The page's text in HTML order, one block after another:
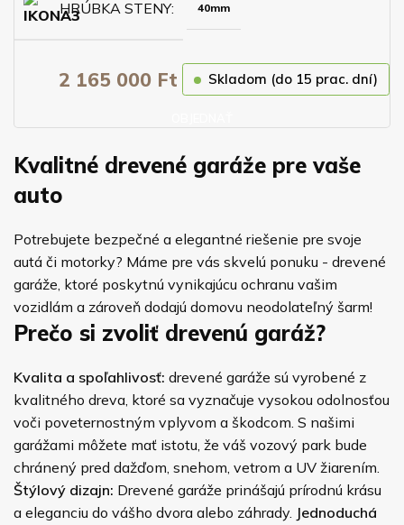
HRÚBKA STENY 40mm
2 165 000 Ft Skladom (do 15 prac. dní)
Kvalitné drevené garáže pre vaše
auto
Potrebujete bezpečné a elegantné riešenie pre svoje
autá či motorky? Máme pre vás skvelú ponuku - drevené
garáže, ktoré poskytnú vynikajúcu ochranu vašim
vozidlám a zároveň dodajú domovu neodolateľný šarm!
Prečo si zvoliť drevenú garáž?
Kvalita a spoľahlivosť: drevené garáže sú vyrobené z
kvalitného dreva, ktoré sa vyznačuje vysokou odolnosťou
voči poveternostným vplyvom a škodcom. S našimi
garážami môžete mať istotu, že váš vozový park bude
chránený pred dažďom, snehom, vetrom a UV žiarením.
Štýlový dizajn: Drevené garáže prinášajú prírodnú krásu
a eleganciu do vášho dvora alebo záhrady. Jednoduchá